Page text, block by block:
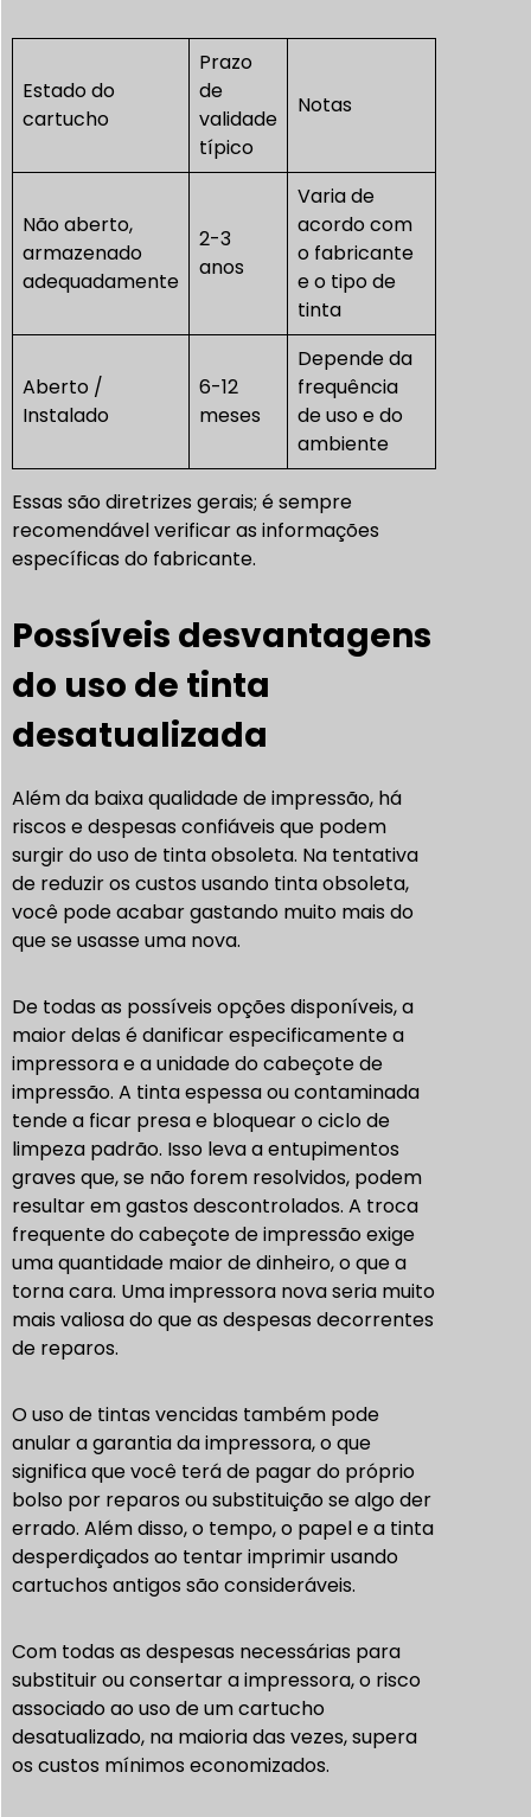
Estado do
cartucho
Prazo
de
validade
típico
Notas
Não aberto,
armazenado
adequadamente
2-3
anos
Varia de
acordo com
o fabricante
e o tipo de
tinta
Aberto /
Instalado
6-12
meses
Depende da
frequência
de uso e do
ambiente
Essas são diretrizes gerais; é sempre
recomendável verificar as informações
específicas do fabricante.
Possíveis desvantagens
do uso de tinta
desatualizada
Além da baixa qualidade de impressão, há
riscos e despesas confiáveis que podem
surgir do uso de tinta obsoleta. Na tentativa
de reduzir os custos usando tinta obsoleta,
você pode acabar gastando muito mais do
que se usasse uma nova.
De todas as possíveis opções disponíveis, a
maior delas é danificar especificamente a
impressora e a unidade do cabeçote de
impressão. A tinta espessa ou contaminada
tende a ficar presa e bloquear o ciclo de
limpeza padrão. Isso leva a entupimentos
graves que, se não forem resolvidos, podem
resultar em gastos descontrolados. A troca
frequente do cabeçote de impressão exige
uma quantidade maior de dinheiro, o que a
torna cara. Uma impressora nova seria muito
mais valiosa do que as despesas decorrentes
de reparos.
O uso de tintas vencidas também pode
anular a garantia da impressora, o que
significa que você terá de pagar do próprio
bolso por reparos ou substituição se algo der
errado. Além disso, o tempo, o papel e a tinta
desperdiçados ao tentar imprimir usando
cartuchos antigos são consideráveis.
Com todas as despesas necessárias para
substituir ou consertar a impressora, o risco
associado ao uso de um cartucho
desatualizado, na maioria das vezes, supera
os custos mínimos economizados.